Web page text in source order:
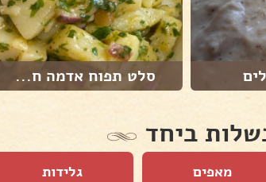
סלט תפוח אדמה ח...
ביחד
מאפים גלידות